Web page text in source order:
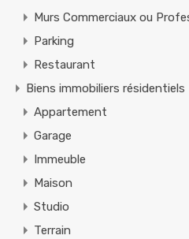
Murs Commerciaux ou
Parking
Restaurant
Biens immobiliers résidentiels
Appartement
Garage
Immeuble
Maison
Studio
Terrain